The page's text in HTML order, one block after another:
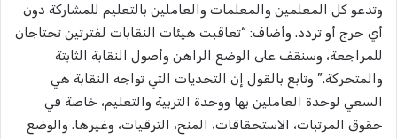
وتدعو كل المعلمين والمعلمات والعاملين بالتعليم للمشاركة دون
أي حرج أو تردد. وأضاف: “تعاقبت هيئات النقابات لفترتين تحتاجان
للمراجعة، وسنقف على الوضع الراهن وأصول النقابة الثابتة
والمتحركة.” وتابع بالقول إن التحديات التي تواجه النقابة هي
السعي لوحدة العاملين بها ووحدة التربية والتعليم، خاصة في
حقوق المرتبات، الاستحقاقات، المنح، الترقيات، وغيرها. والوضع